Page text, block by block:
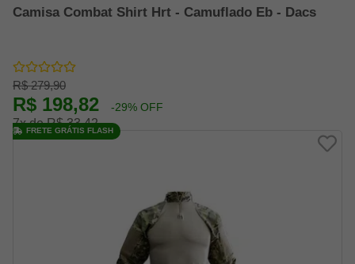
Camisa Combat Shirt Hrt - Camuflado Eb - Dacs
R$ 279,90
R$ 198,82 -29% OFF
7x de R$ 33,42
FRETE GRÁTIS FLASH